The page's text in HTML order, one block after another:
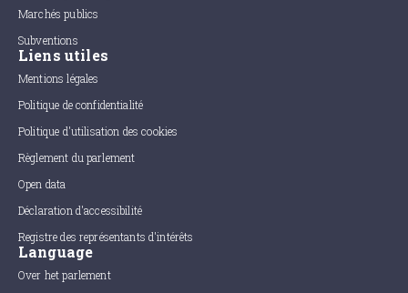
Marchés publics
Subventions
Liens utiles
Mentions légales
Politique de confidentialité
Politique d'utilisation des cookies
Règlement du parlement
Open data
Déclaration d'accessibilité
Registre des représentants d'intérêts
Language
Over het parlement